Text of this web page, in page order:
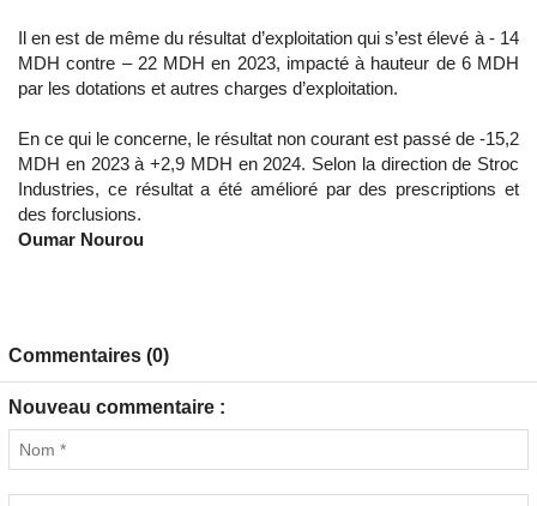
Il en est de même du résultat d’exploitation qui s’est élevé à - 14
MDH contre – 22 MDH en 2023, impacté à hauteur de 6 MDH
par les dotations et autres charges d’exploitation.
En ce qui le concerne, le résultat non courant est passé de -15,2
MDH en 2023 à +2,9 MDH en 2024. Selon la direction de Stroc
Industries, ce résultat a été amélioré par des prescriptions et
des forclusions.
Oumar Nourou
Commentaires (0)
Nouveau commentaire :